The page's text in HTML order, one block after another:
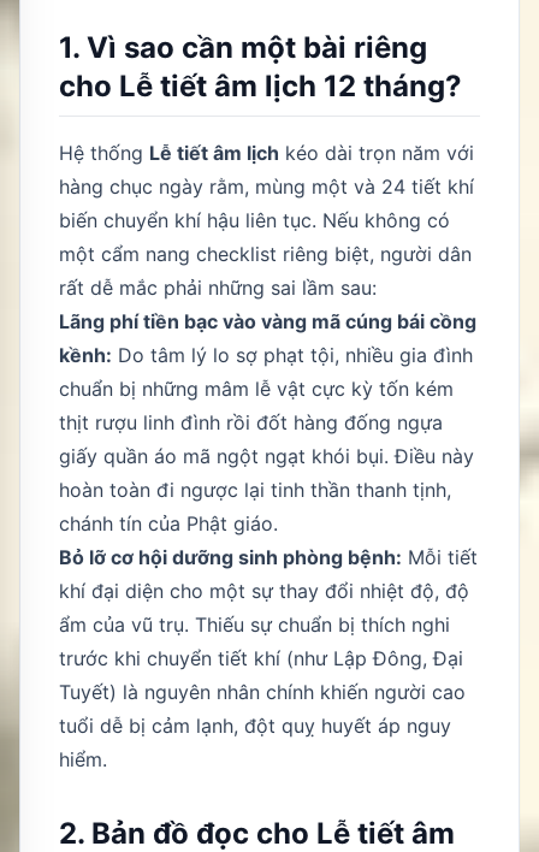
1. Vì sao cần một bài riêng
cho Lễ tiết âm lịch 12 tháng?
Hệ thống Lễ tiết âm lịch kéo dài trọn năm với
hàng chục ngày rằm, mùng một và 24 tiết khí
biến chuyển khí hậu liên tục. Nếu không có
một cẩm nang checklist riêng biệt, người dân
rất dễ mắc phải những sai lầm sau:
Lãng phí tiền bạc vào vàng mã cúng bái cồng
kềnh: Do tâm lý lo sợ phạt tội, nhiều gia đình
chuẩn bị những mâm lễ vật cực kỳ tốn kém
thịt rượu linh đình rồi đốt hàng đống ngựa
giấy quần áo mã ngột ngạt khói bụi. Điều này
hoàn toàn đi ngược lại tinh thần thanh tịnh,
chánh tín của Phật giáo.
Bỏ lỡ cơ hội dưỡng sinh phòng bệnh: Mỗi tiết
khí đại diện cho một sự thay đổi nhiệt độ, độ
ẩm của vũ trụ. Thiếu sự chuẩn bị thích nghi
trước khi chuyển tiết khí (như Lập Đông, Đại
Tuyết) là nguyên nhân chính khiến người cao
tuổi dễ bị cảm lạnh, đột quỵ huyết áp nguy
hiểm.
2. Bản đồ đọc cho Lễ tiết âm